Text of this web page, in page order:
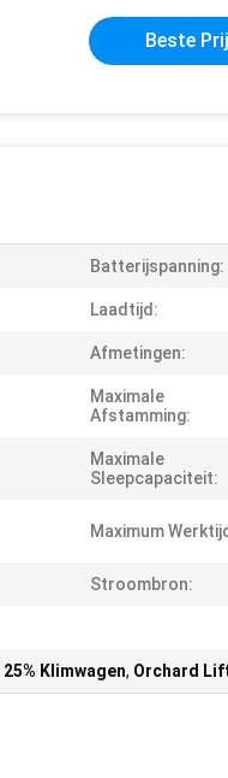
Beste
Batterijspanning:
Laadtijd:
Afmetingen:
Maximale
Afstamming:
Maximale
Sleepcapaciteit:
Maximum
Stroombron:
25% Klimwagen, Orchard